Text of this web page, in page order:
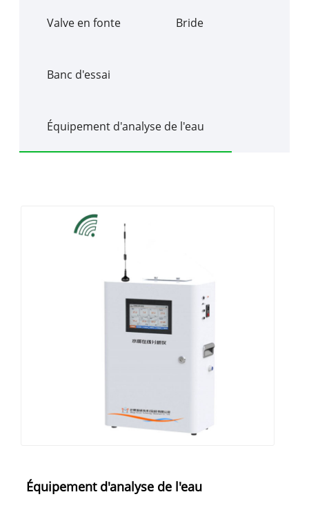
Valve en fonte Bride
Banc d'essai
Équipement d'analyse de l'eau
Équipement d'analyse de l'eau